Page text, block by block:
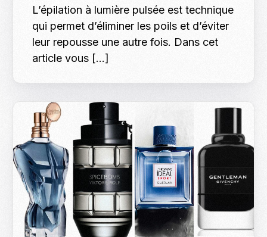
L’épilation à lumière pulsée est technique
qui permet d’éliminer les poils et d’éviter
leur repousse une autre fois. Dans cet
article vous […]